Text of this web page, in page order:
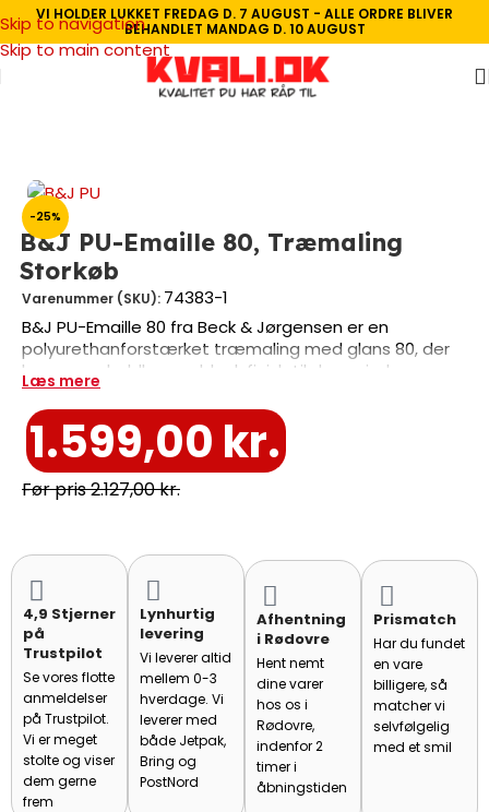
Skip to navigation
Skip to main content
VI HOLDER LUKKET FREDAG D. 7 AUGUST - ALLE ORDRE BLIVER
BEHANDLET MANDAG D. 10 AUGUST
Indendørs Maling/Træ- og metalmaling/Metalmaling
-25%
B&J PU-Emaille 80, Træmaling
Storkøb
Varenummer (SKU): 74383-1
B&J PU-Emaille 80 fra Beck & Jørgensen er en
polyurethanforstærket træmaling med glans 80, der
leverer en holdbar og blank finish til døre, vinduer,
paneler og karme. Med en rækkeevne på 8-10 kvm pr.
liter og mulighed for toning i mange farver, er denne
miljømærkede maling ideel til professionelle og private
projekter. Storkøbspakningen indeholder 3 x 2,7 liter og
sikrer god økonomi på større opgaver.
Læs mere
1.599,00 kr.
2.127,00kr.
4,9 Stjerner
på
Trustpilot
Se vores flotte
anmeldelser
på Trustpilot.
Vi er meget
stolte og viser
dem gerne
frem
Lynhurtig
levering
Vi leverer altid
mellem 0-3
hverdage. Vi
leverer med
både Jetpak,
Bring og
PostNord
Afhentning
i Rødovre
Hent nemt
dine varer
hos os i
Rødovre,
indenfor 2
timer i
åbningstiden
Prismatch
Har du fundet
en vare
billigere, så
matcher vi
selvfølgelig
med et smil